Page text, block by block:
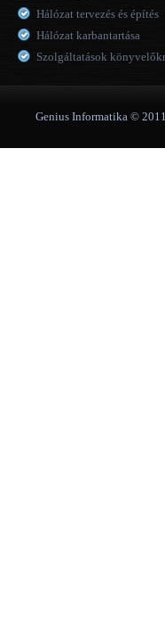
Hálózat tervezés és építés
Hálózat karbantartása
Szolgáltatások
Genius Informatika ©